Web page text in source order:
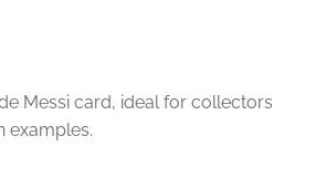
Messi card, ideal for collectors
examples.